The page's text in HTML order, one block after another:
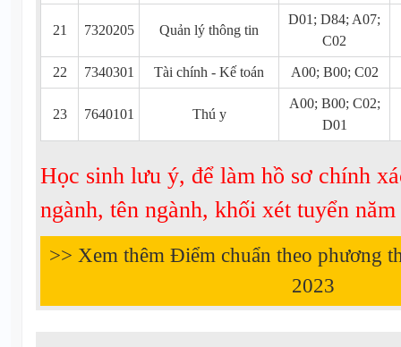
21 7320205 Quản lý thông tin
D01; D84; A07;
C02
22 7340301 Tài chính - Kế toán A00; B00; C02
23 7640101 Thú y
A00; B00; C02;
D01
Học sinh lưu ý, để làm hồ sơ chính
ngành, tên ngành, khối xét tuyển
>> Xem thêm Điểm chuẩn theo phương
2023